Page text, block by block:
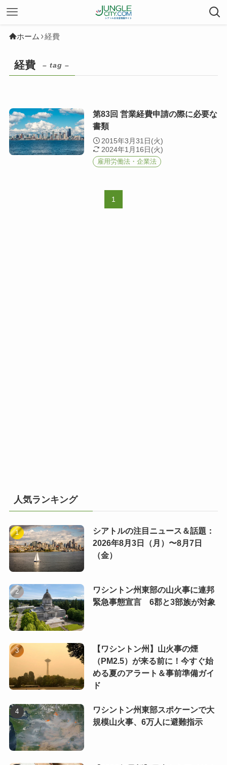
ホーム 経費
経費 – tag –
第83回 営業経費申請の際に必要な
書類
2015年3月31日(火)
2024年1月16日(火)
雇用労働法・企業法
1
人気ランキング
シアトルの注目ニュース＆話題：
2026年8月3日（月）〜8月7日
（金）
ワシントン州東部の山火事に連邦
緊急事態宣言 6郡と3部族が対象
【ワシントン州】山火事の煙
（PM2.5）が来る前に！今すぐ始
める夏のアラート＆事前準備ガイ
ド
ワシントン州東部スポケーンで大
規模山火事、6万人に避難指示